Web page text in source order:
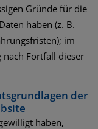
Gründe für die
haben (z. B.
im
nach Fortfall dieser
der
haben,